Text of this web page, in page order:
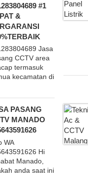
#1
&
Jasa
CCTV area
termasuk
kecamatan di
PASANG
MANADO
WA
Hi
Manado,
anda saat ini